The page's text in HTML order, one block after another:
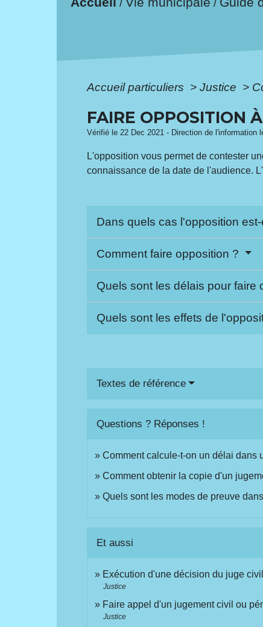
/ /
Accueil particuliers > Justice >
FAIRE OPPOSITION
Vérifié le 22 Dec 2021 - Direction de
L'opposition vous permet de contester
connaissance de la date de l'audience.
Dans quels cas l'opposition
Comment faire opposition ?
Quels sont les délais pour faire
Quels sont les effets de
Textes de référence
Questions ? Réponses !
Comment calcule-t-on un délai dans
Comment obtenir la copie d'un
Quels sont les modes de preuve
Et aussi
Exécution d'une décision du juge civil
Justice
Faire appel d'un jugement civil ou
Justice